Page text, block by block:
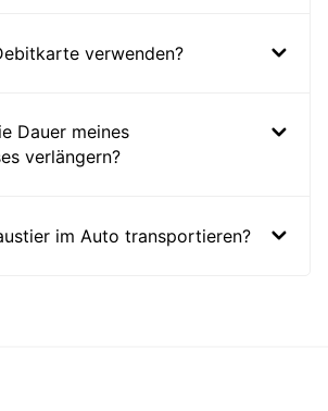
verwenden?
Dauer meines
verlängern?
im Auto transportieren?